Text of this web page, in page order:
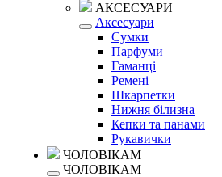
АКСЕСУАРИ
Аксесуари
Сумки
Парфуми
Гаманці
Ремені
Шкарпетки
Нижня білизна
Кепки та панами
Рукавички
ЧОЛОВІКАМ
ЧОЛОВІКАМ